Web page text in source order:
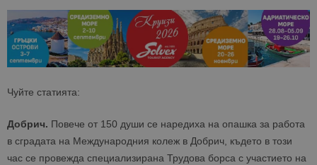
Чуйте статията:
Добрич. Повече от 150 души се наредиха на опашка за работа
в сградата на Международния колеж в Добрич, където в този
час се провежда специализирана Трудова борса с участието на